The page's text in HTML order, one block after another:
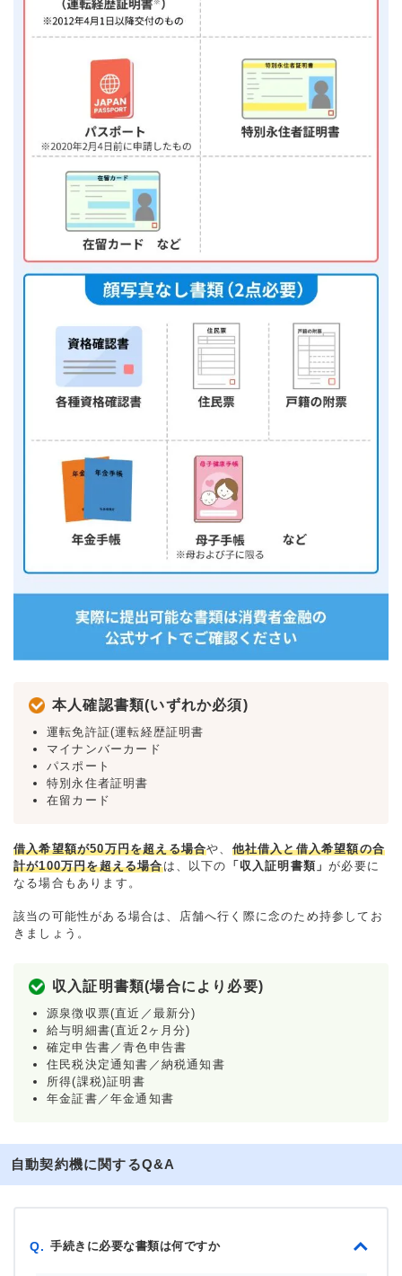
本人確認書類(いずれか必須)
運転免許証(運転経歴証明書
マイナンバーカード
パスポート
特別永住者証明書
在留カード
借入希望額が50万円を超える場合や、 他社借入と借入希望額の合
計が100万円を超える場合は、以下の 「収入証明書類」が必要に
なる場合もあります。
該当の可能性がある場合は、店舗へ行く際に念のため持参してお
きましょう。
収入証明書類(場合により必要)
源泉徴収票(直近／最新分)
給与明細書(直近2ヶ月分)
確定申告書／青色申告書
住民税決定通知書／納税通知書
所得(課税)証明書
年金証書／年金通知書
自動契約機に関するQ&A
Q. 手続きに必要な書類は何ですか